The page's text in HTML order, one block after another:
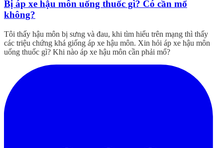
Bị áp xe hậu môn uống thuốc gì? Có cần mổ
không?
Tôi thấy hậu môn bị sưng và đau, khi tìm hiểu trên mạng thì thấy
các triệu chứng khá giống áp xe hậu môn. Xin hỏi áp xe hậu môn
uống thuốc gì? Khi nào áp xe hậu môn cần phải mổ?